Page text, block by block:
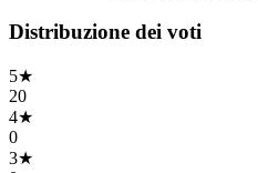
Distribuzione dei voti
5★
20
4★
0
3★